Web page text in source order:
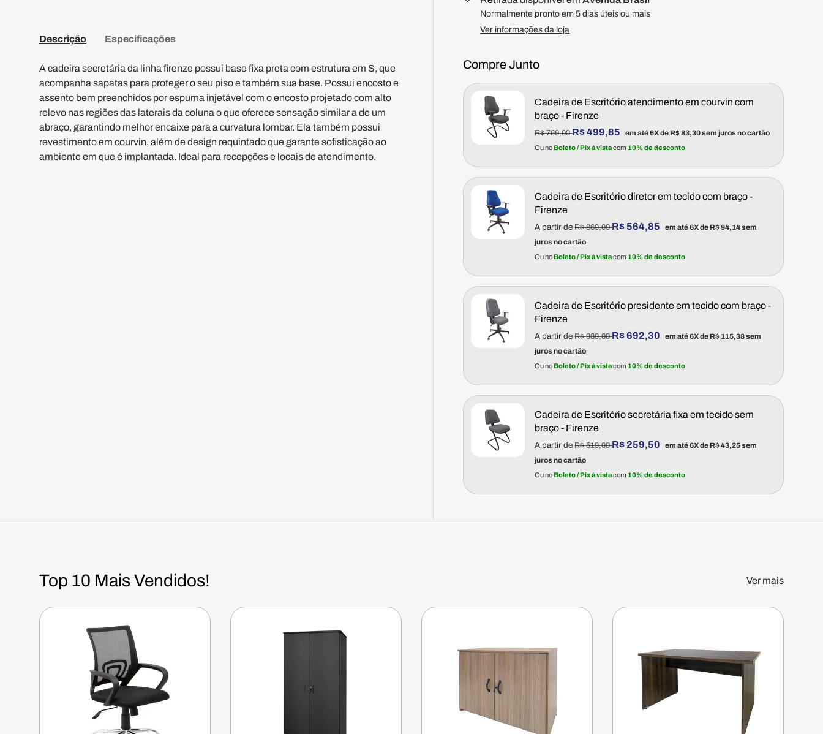
Normalmente pronto em 5 dias úteis ou mais
Ver informações da loja
Compre Junto
Cadeira de Escritório atendimento em courvin com
braço - Firenze
Preço normal
R$ 769,00R$ 499,85 em até 6X de R$ 83,30sem juros no cartão
Ou no Boleto / Pix à vistacom 10% de desconto
Cadeira de Escritório diretor em tecido com braço -
Firenze
A partir de Preço normal
R$ 869,00R$ 564,85 em até 6X de R$ 94,14sem
juros no cartão
Ou no Boleto / Pix à vistacom 10% de desconto
Cadeira de Escritório presidente em tecido com braço -
Firenze
A partir de Preço normal
R$ 989,00R$ 692,30 em até 6X de R$ 115,38sem
juros no cartão
Ou no Boleto / Pix à vistacom 10% de desconto
Cadeira de Escritório secretária fixa em tecido sem
braço - Firenze
A partir de Preço normal
R$ 519,00R$ 259,50 em até 6X de R$ 43,25sem
juros no cartão
Ou no Boleto / Pix à vistacom 10% de desconto
Descrição Especificações
A cadeira secretária da linha firenze possui base fixa preta com estrutura em S, que
acompanha sapatas para proteger o seu piso e também sua base. Possui encosto e
assento bem preenchidos por espuma injetável com o encosto projetado com alto
relevo nas regiões das laterais da coluna o que oferece sensação similar a de um
abraço, garantindo melhor encaixe para a curvatura lombar. Ela também possui
revestimento em courvin, além de design requintado que garante sofisticação ao
ambiente em que é implantada. Ideal para recepções e locais de atendimento.
Top 10 Mais Vendidos! Ver mais